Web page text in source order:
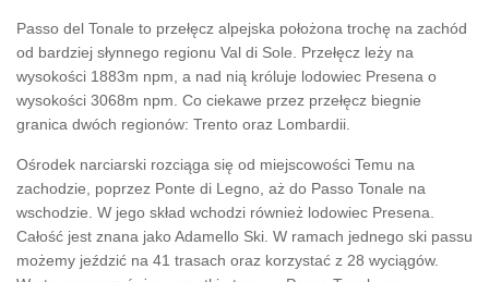
Passo del Tonale to przełęcz alpejska położona trochę na zachód
od bardziej słynnego regionu Val di Sole. Przełęcz leży na
wysokości 1883m npm, a nad nią króluje lodowiec Presena o
wysokości 3068m npm. Co ciekawe przez przełęcz biegnie
granica dwóch regionów: Trento oraz Lombardii.
Ośrodek narciarski rozciąga się od miejscowości Temu na
zachodzie, poprzez Ponte di Legno, aż do Passo Tonale na
wschodzie. W jego skład wchodzi również lodowiec Presena.
Całość jest znana jako Adamello Ski. W ramach jednego ski passu
możemy jeździć na 41 trasach oraz korzystać z 28 wyciągów.